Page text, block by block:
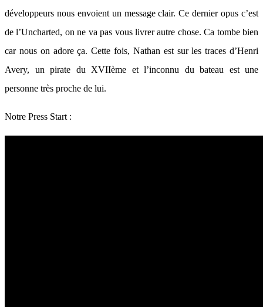
développeurs nous envoient un message clair. Ce dernier opus c’est
de l’Uncharted, on ne va pas vous livrer autre chose. Ca tombe bien
car nous on adore ça. Cette fois, Nathan est sur les traces d’Henri
Avery, un pirate du XVIIème et l’inconnu du bateau est une
personne très proche de lui.
Notre Press Start :